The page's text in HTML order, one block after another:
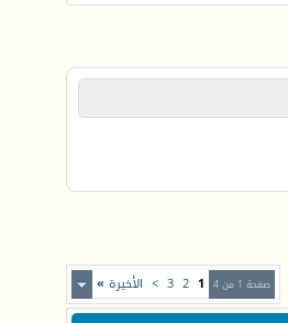
صفحة 1 من 4 1
2
3
> الأخيرة »